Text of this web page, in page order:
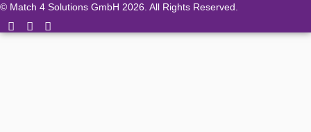
© Match 4 Solutions GmbH 2026. All Rights Reserved.